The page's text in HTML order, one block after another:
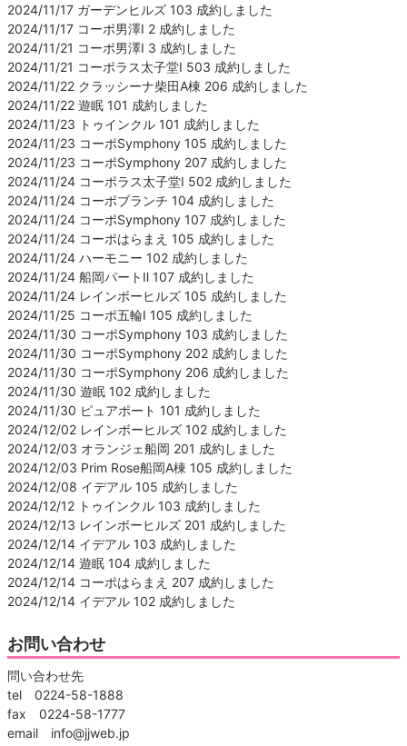
2024/11/17 ガーデンヒルズ 103 成約しました
2024/11/17 コーポ男澤Ⅰ 2 成約しました
2024/11/21 コーポ男澤Ⅰ 3 成約しました
2024/11/21 コーポラス太子堂Ⅰ 503 成約しました
2024/11/22 クラッシーナ柴田A棟 206 成約しました
2024/11/22 遊眠 101 成約しました
2024/11/23 トゥインクル 101 成約しました
2024/11/23 コーポSymphony 105 成約しました
2024/11/23 コーポSymphony 207 成約しました
2024/11/24 コーポラス太子堂Ⅰ 502 成約しました
2024/11/24 コーポブランチ 104 成約しました
2024/11/24 コーポSymphony 107 成約しました
2024/11/24 コーポはらまえ 105 成約しました
2024/11/24 ハーモニー 102 成約しました
2024/11/24 船岡パートⅡ 107 成約しました
2024/11/24 レインボーヒルズ 105 成約しました
2024/11/25 コーポ五輪Ⅰ 105 成約しました
2024/11/30 コーポSymphony 103 成約しました
2024/11/30 コーポSymphony 202 成約しました
2024/11/30 コーポSymphony 206 成約しました
2024/11/30 遊眠 102 成約しました
2024/11/30 ピュアポート 101 成約しました
2024/12/02 レインボーヒルズ 102 成約しました
2024/12/03 オランジェ船岡 201 成約しました
2024/12/03 Prim Rose船岡A棟 105 成約しました
2024/12/08 イデアル 105 成約しました
2024/12/12 トゥインクル 103 成約しました
2024/12/13 レインボーヒルズ 201 成約しました
2024/12/14 イデアル 103 成約しました
2024/12/14 遊眠 104 成約しました
2024/12/14 コーポはらまえ 207 成約しました
2024/12/14 イデアル 102 成約しました
お問い合わせ
問い合わせ先
tel 0224-58-1888
fax 0224-58-1777
email info@jjweb.jp